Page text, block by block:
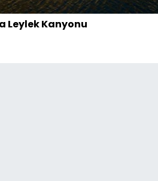
Leylek Kanyonu